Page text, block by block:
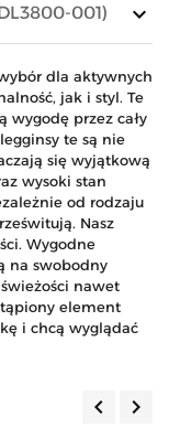
keyboard_arrow_down
001)
dla aktywnych
jak i styl. Te
wygodę przez cały
te są nie
się wyjątkową
wysoki stan
od rodzaju
Nasz
Wygodne
na swobodny
nawet
element
i chcą wyglądać
keyboard_arrow_left keyboard_arrow_right